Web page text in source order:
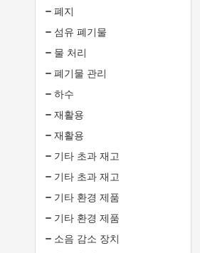
폐지
섬유 폐기물
물 처리
폐기물 관리
하수
재활용
재활용
기타 초과 재고
기타 초과 재고
기타 환경 제품
기타 환경 제품
소음 감소 장치